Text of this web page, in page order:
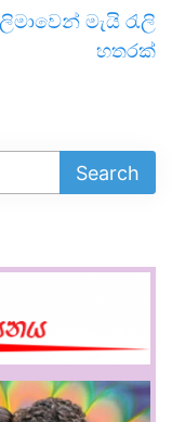
මැයි රැලි
හතරක්